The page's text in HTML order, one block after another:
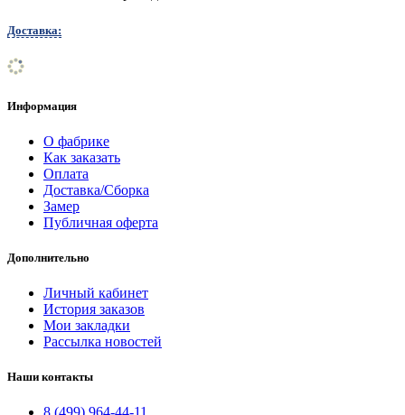
Доставка:
Информация
О фабрике
Как заказать
Оплата
Доставка/Сборка
Замер
Публичная оферта
Дополнительно
Личный кабинет
История заказов
Мои закладки
Рассылка новостей
Наши контакты